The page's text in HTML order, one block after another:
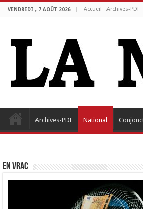
VENDREDI , 7 AOÛT 2026 Accueil Archives-PDF
Archives-PDF National
EN VRAC